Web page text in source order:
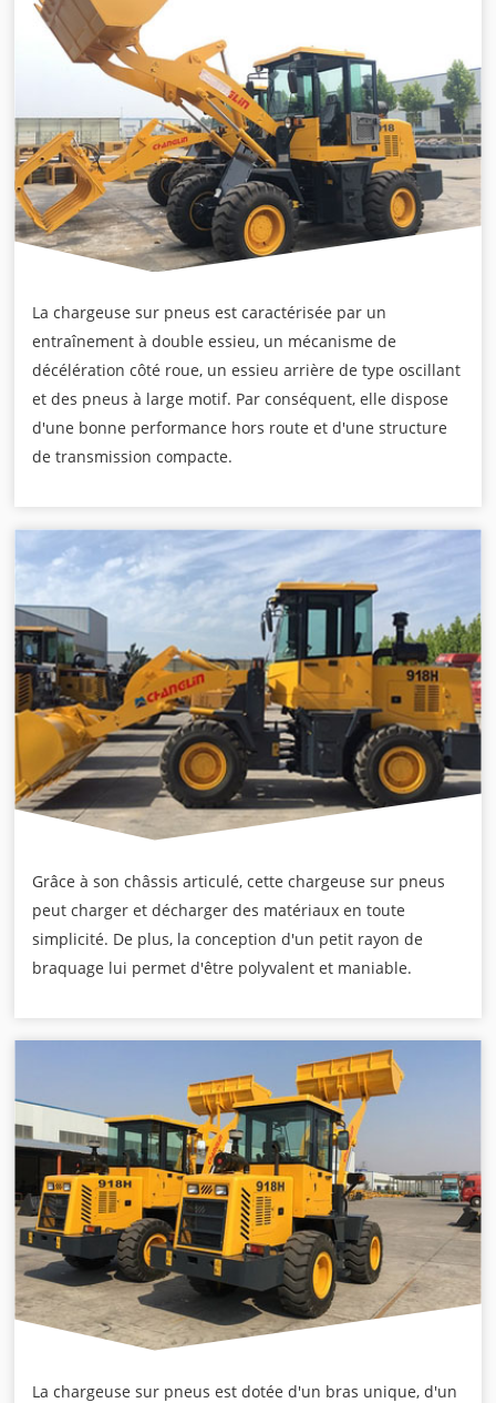
La chargeuse sur pneus est caractérisée par un
entraînement à double essieu, un mécanisme de
décélération côté roue, un essieu arrière de type oscillant
et des pneus à large motif. Par conséquent, elle dispose
d'une bonne performance hors route et d'une structure
de transmission compacte.
Grâce à son châssis articulé, cette chargeuse sur pneus
peut charger et décharger des matériaux en toute
simplicité. De plus, la conception d'un petit rayon de
braquage lui permet d'être polyvalent et maniable.
La chargeuse sur pneus est dotée d'un bras unique, d'un